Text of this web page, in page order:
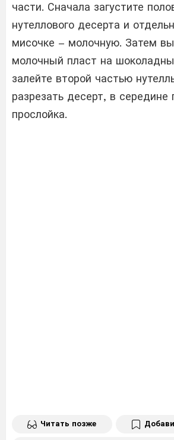
части. Сначала загустите
нутеллового десерта и
мисочке – молочную. Затем
молочный пласт на
залейте второй частью
разрезать десерт, в середине
прослойка.
Читать позже